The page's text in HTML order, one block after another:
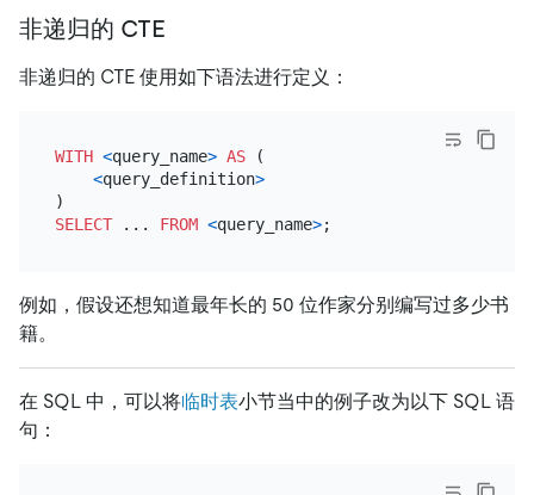
非递归的 CTE
非递归的 CTE 使用如下语法进行定义：
WITH <query_name> AS (
<query_definition>
SELECT ... FROM <query_name>
例如，假设还想知道最年长的 50 位作家分别编写过多少书
籍。
在 SQL 中，可以将临时表小节当中的例子改为以下 SQL 语
句：